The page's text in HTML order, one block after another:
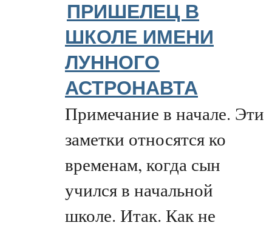
ПРИШЕЛЕЦ В
ШКОЛЕ ИМЕНИ
ЛУННОГО
АСТРОНАВТА
Примечание в начале. Эти
заметки относятся ко
временам, когда сын
учился в начальной
школе. Итак. Как не